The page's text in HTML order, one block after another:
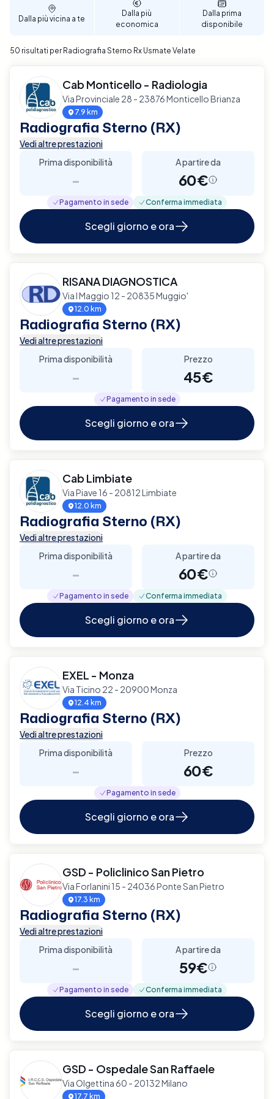
Dalla più vicina a te
Dalla più
economica
Dalla prima
disponibile
50 risultati per Radiografia Sterno Rx Usmate Velate
Cab Monticello - Radiologia
Via Provinciale 28 - 23876 Monticello Brianza
7.9 km
Radiografia Sterno (RX)
Vedi altre prestazioni
Prima disponibilità
-
A partire da
60€
Pagamento in sede Conferma immediata
Scegli giorno e ora
RISANA DIAGNOSTICA
Via I Maggio 12 - 20835 Muggio'
12.0 km
Radiografia Sterno (RX)
Vedi altre prestazioni
Prima disponibilità
-
Prezzo
45€
Pagamento in sede
Scegli giorno e ora
Cab Limbiate
Via Piave 16 - 20812 Limbiate
12.0 km
Radiografia Sterno (RX)
Vedi altre prestazioni
Prima disponibilità
-
A partire da
60€
Pagamento in sede Conferma immediata
Scegli giorno e ora
EXEL - Monza
Via Ticino 22 - 20900 Monza
12.4 km
Radiografia Sterno (RX)
Vedi altre prestazioni
Prima disponibilità
-
Prezzo
60€
Pagamento in sede
Scegli giorno e ora
GSD - Policlinico San Pietro
Via Forlanini 15 - 24036 Ponte San Pietro
17.3 km
Radiografia Sterno (RX)
Vedi altre prestazioni
Prima disponibilità
-
A partire da
59€
Pagamento in sede Conferma immediata
Scegli giorno e ora
GSD - Ospedale San Raffaele
Via Olgettina 60 - 20132 Milano
17.7 km